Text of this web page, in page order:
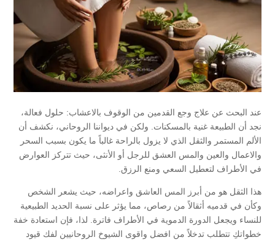
عند البحث عن علاج وجع القدمين من الوقوف بالاعشاب: حلول فعالة،
نجد أن الطبيعة غنية بالمسكنات. ولكن في ديواننا الروحاني، نكشف أن
الألم المستمر والثقل الذي لا يزول بالراحة غالباً ما يكون بسبب السحر
والاعمال والعين والمس العشق للرجل أو الأنثى، حيث تتركز العوارض
في الأطراف لتعطيل السعي ومنع الرزق.
هذا الثقل هو من أبرز المس العاشق واعراضه، حيث يشعر الشخص
وكأن في قدميه أثقالاً من رصاص، مما يؤثر على نسبة الحديد الطبيعية
للنساء ويجعل الدورة الدموية في الأطراف فاترة. لذا، فإن استعادة خفة
خطواتكِ تتطلب تدخلاً من افضل واقوى الشيوخ الروحانيين لفك قيود